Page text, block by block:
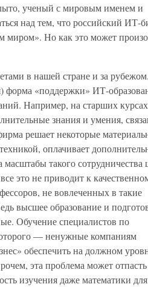
ученый с мировым именем и
над тем, что российский ИТ-
миром». Но как это может
в нашей стране и за
форма «поддержки» ИТ-
Например, на старших курсах
знания и умения,
решает некоторые
оплачивает
такого сотрудничества
это не приводит к
не вовлеченных в такие
высшее образование и
Обучение специалистов по
— ненужные компаниям
обеспечить на должном
эта проблема может отпасть
изучения даже математики для